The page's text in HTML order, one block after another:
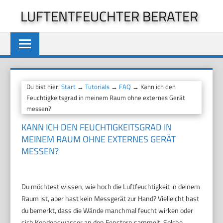
springen
LUFTENTFEUCHTER BERATER
Du bist hier:Start →Tutorials → FAQ → Kann ich den
Feuchtigkeitsgrad in meinem Raum ohne externes Gerät
messen?
KANN ICH DEN FEUCHTIGKEITSGRAD IN
MEINEM RAUM OHNE EXTERNES GERÄT
MESSEN?
Du möchtest wissen, wie hoch die Luftfeuchtigkeit in deinem
Raum ist, aber hast kein Messgerät zur Hand? Vielleicht hast
du bemerkt, dass die Wände manchmal feucht wirken oder